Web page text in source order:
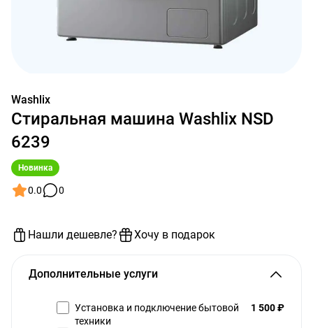
Washlix
Стиральная машина Washlix NSD
6239
Новинка
0.0 0
Нашли дешевле? Хочу в подарок
Дополнительные услуги
Установка и подключение бытовой
техники
1 500 ₽